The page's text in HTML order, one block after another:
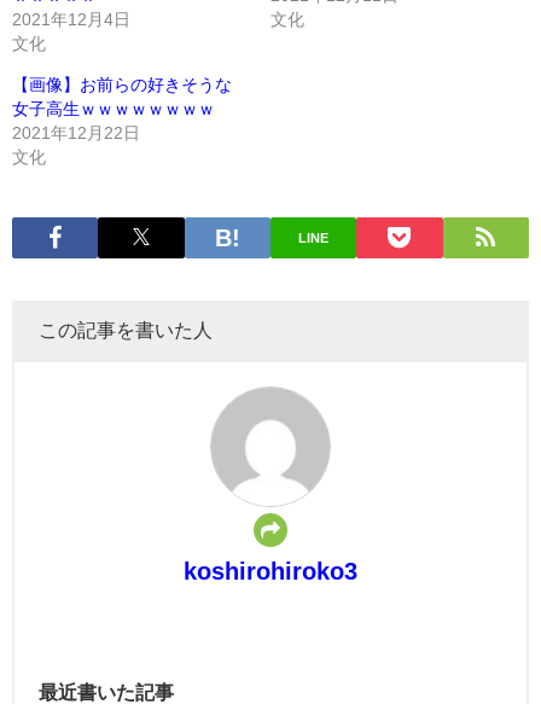
2021年12月4日
文化
文化
【画像】お前らの好きそうな
女子高生ｗｗｗｗｗｗｗｗ
2021年12月22日
文化
LINE
この記事を書いた人
koshirohiroko3
最近書いた記事